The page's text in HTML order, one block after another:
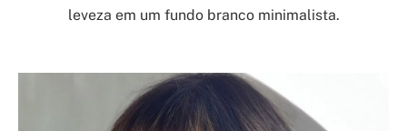
leveza em um fundo branco minimalista.